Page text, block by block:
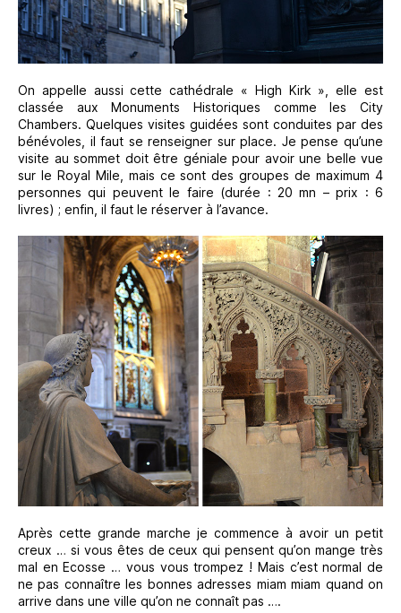
On appelle aussi cette cathédrale « High Kirk », elle est
classée aux Monuments Historiques comme les City
Chambers. Quelques visites guidées sont conduites par des
bénévoles, il faut se renseigner sur place. Je pense qu’une
visite au sommet doit être géniale pour avoir une belle vue
sur le Royal Mile, mais ce sont des groupes de maximum 4
personnes qui peuvent le faire (durée : 20 mn – prix : 6
livres) ; enfin, il faut le réserver à l’avance.
Après cette grande marche je commence à avoir un petit
creux … si vous êtes de ceux qui pensent qu’on mange très
mal en Ecosse … vous vous trompez ! Mais c’est normal de
ne pas connaître les bonnes adresses miam miam quand on
arrive dans une ville qu’on ne connaît pas ….